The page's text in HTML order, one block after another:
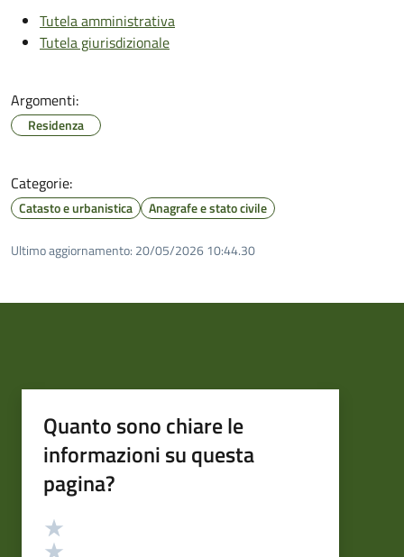
Tutela amministrativa
Tutela giurisdizionale
Argomenti:
Residenza
Categorie:
Catasto e urbanistica Anagrafe e stato civile
Ultimo aggiornamento: 20/05/2026 10:44.30
Quanto sono chiare le
informazioni su questa
pagina?
Valutazione